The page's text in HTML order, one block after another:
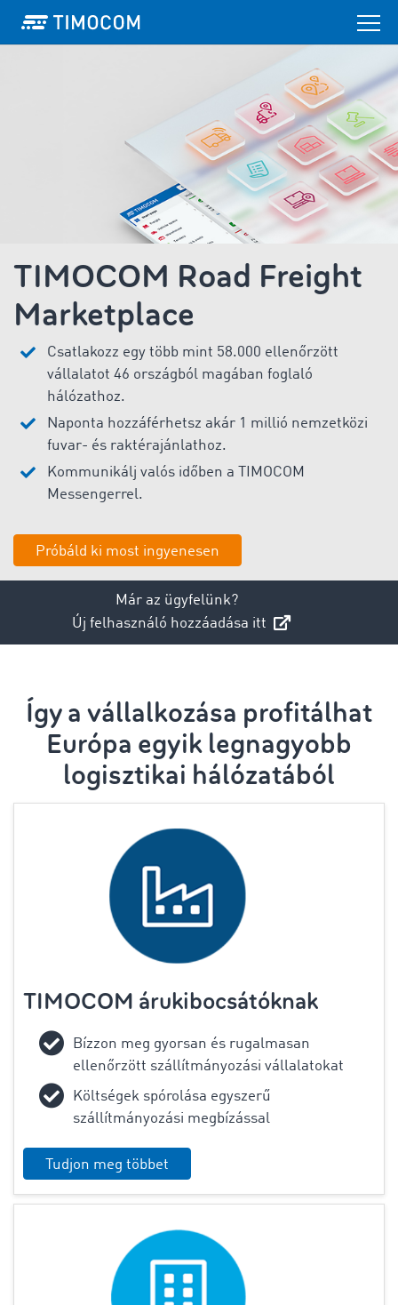
TIMOCOM Road Freight
Marketplace
Csatlakozz egy több mint 58.000 ellenőrzött
vállalatot 46 országból magában foglaló
hálózathoz.
Naponta hozzáférhetsz akár 1 millió nemzetközi
fuvar- és raktérajánlathoz.
Kommunikálj valós időben a TIMOCOM
Messengerrel.
Próbáld ki most ingyenesen
Már az ügyfelünk?
Új felhasználó hozzáadása itt
Így a vállalkozása profitálhat
Európa egyik legnagyobb
logisztikai hálózatából
TIMOCOM árukibocsátóknak
Bízzon meg gyorsan és rugalmasan
ellenőrzött szállítmányozási vállalatokat
Költségek spórolása egyszerű
szállítmányozási megbízással
Tudjon meg többet